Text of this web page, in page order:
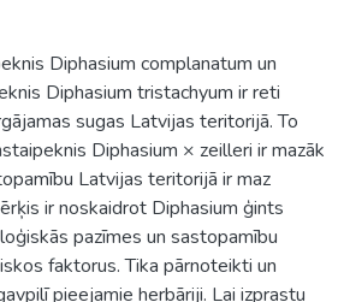
Diphasium complanatum un
Diphasium tristachyum ir reti
sugas Latvijas teritorijā. To
Diphasium × zeilleri ir mazāk
Latvijas teritorijā ir maz
ir noskaidrot Diphasium ģints
pazīmes un sastopamību
faktorus. Tika pārnoteikti un
pieejamie herbāriji. Lai izprastu